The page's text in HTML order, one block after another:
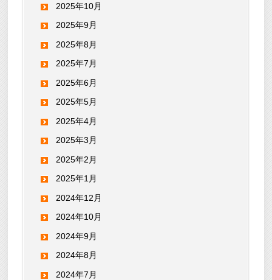
2025年10月
2025年9月
2025年8月
2025年7月
2025年6月
2025年5月
2025年4月
2025年3月
2025年2月
2025年1月
2024年12月
2024年10月
2024年9月
2024年8月
2024年7月